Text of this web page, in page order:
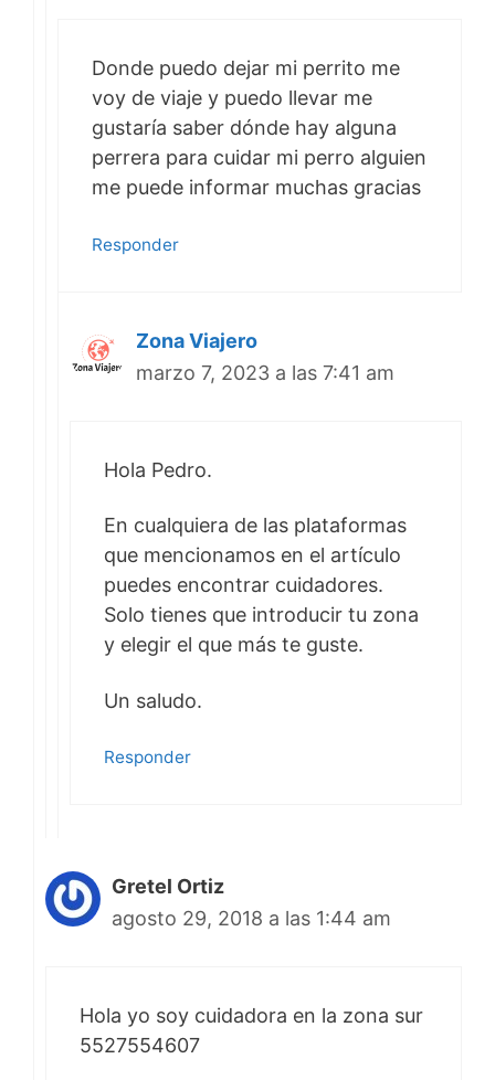
Donde puedo dejar mi perrito me
voy de viaje y puedo llevar me
gustaría saber dónde hay alguna
perrera para cuidar mi perro alguien
me puede informar muchas gracias
Responder
Zona Viajero
marzo 7, 2023 a las 7:41 am
Hola Pedro.
En cualquiera de las plataformas
que mencionamos en el artículo
puedes encontrar cuidadores.
Solo tienes que introducir tu zona
y elegir el que más te guste.
Un saludo.
Responder
Gretel Ortiz
agosto 29, 2018 a las 1:44 am
Hola yo soy cuidadora en la zona sur
5527554607